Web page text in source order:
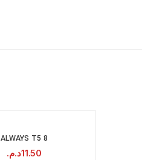
AJOUTER AU
PANIER
ALWAYS T5 8
11.50د.م.